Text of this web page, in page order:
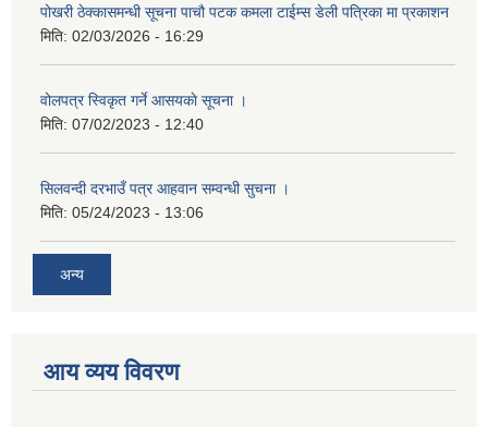
पोखरी ठेक्कासमन्धी सूचना पाचौ पटक कमला टाईम्स डेली पत्रिका मा प्रकाशन
मिति: 02/03/2026 - 16:29
वोलपत्र स्विकृत गर्ने आसयकाे सूचना ।
मिति: 07/02/2023 - 12:40
सिलवन्दी दरभाउँ पत्र आहवान सम्वन्धी सुचना ।
मिति: 05/24/2023 - 13:06
अन्य
आय व्यय विवरण